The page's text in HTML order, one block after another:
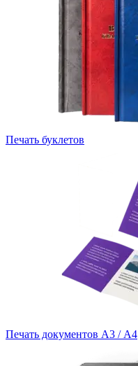
Печать буклетов
Печать документов А3 / А4